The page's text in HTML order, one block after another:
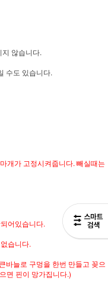
않습니다.
수도 있습니다.
개가 고정시켜줍니다. 빼실때는
어있습니다.
습니다.
바늘로 구멍을 한번 만들고 꽂으
면 핀이 망가집니다.)